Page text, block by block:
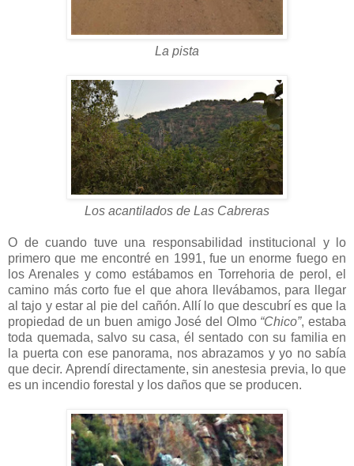
La pista
Los acantilados de Las Cabreras
O de cuando tuve una responsabilidad institucional y lo
primero que me encontré en 1991, fue un enorme fuego en
los Arenales y como estábamos en Torrehoria de perol, el
camino más corto fue el que ahora llevábamos, para llegar
al tajo y estar al pie del cañón. Allí lo que descubrí es que la
propiedad de un buen amigo José del Olmo “Chico”, estaba
toda quemada, salvo su casa, él sentado con su familia en
la puerta con ese panorama, nos abrazamos y yo no sabía
que decir. Aprendí directamente, sin anestesia previa, lo que
es un incendio forestal y los daños que se producen.